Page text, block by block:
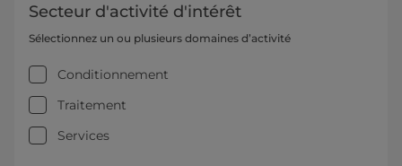
Secteur d'activité d'intérêt
Sélectionnez un ou plusieurs domaines d’activité
Conditionnement
Traitement
Services